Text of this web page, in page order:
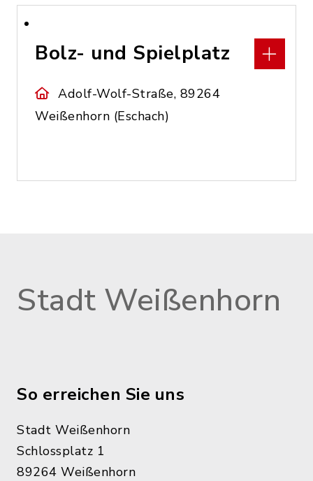
Bolz- und Spielplatz
Adolf-Wolf-Straße, 89264
Weißenhorn (Eschach)
Stadt Weißenhorn
So erreichen Sie uns
Stadt Weißenhorn
Schlossplatz 1
89264 Weißenhorn